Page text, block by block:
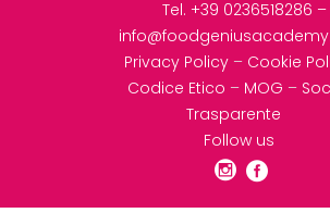
Tel. +39 0236518286 –
Privacy Policy– Cookie
Codice Etico – MOG –
Trasparente
Follow us